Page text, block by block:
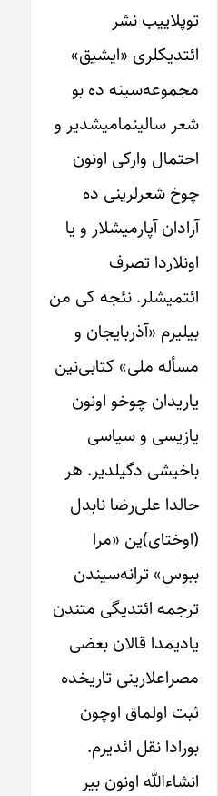
توپلاییب نشر
ائتدیکلری «ایشیق»
مجموعه‌سینه ده بو
شعر سالینمامیشدیر و
احتمال وارکی اونون
چوخ شعرلرینی ده
آرادان آپارمیشلار و ‌یا
اونلاردا تصرف
ائتمیشلر. نئجه کی من
بیلیرم «آذربایجان و
مسأله ملی» کتابی‌نین
‌یاریدان چوخو اونون
‌یازیسی و ‌سیاسی
باخیشی دگیلدیر. هر
حالدا علی‌رضا نابدل
(اوختای)ین «مرا
ببوس» ترانه‌سیندن
ترجمه ائتدیگی متندن
‌یادیمدا قالان بعضی
مصراعلارینی تاریخده
ثبت اولماق اوچون
بورادا نقل ائدیرم.
انشاء‌الله اونون بیر